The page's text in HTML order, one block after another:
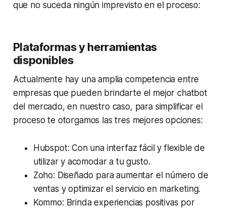
que no suceda ningún imprevisto en el proceso:
Plataformas y herramientas
disponibles
Actualmente hay una amplia competencia entre
empresas que pueden brindarte el mejor chatbot
del mercado, en nuestro caso, para simplificar el
proceso te otorgamos las tres mejores opciones:
Hubspot: Con una interfaz fácil y flexible de
utilizar y acomodar a tu gusto.
Zoho: Diseñado para aumentar el número de
ventas y optimizar el servicio en marketing.
Kommo: Brinda experiencias positivas por